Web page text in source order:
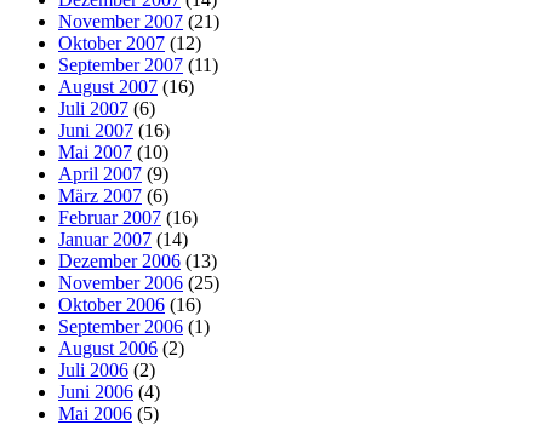
November 2007 (21)
Oktober 2007 (12)
September 2007 (11)
August 2007 (16)
Juli 2007 (6)
Juni 2007 (16)
Mai 2007 (10)
April 2007 (9)
März 2007 (6)
Februar 2007 (16)
Januar 2007 (14)
Dezember 2006 (13)
November 2006 (25)
Oktober 2006 (16)
September 2006 (1)
August 2006 (2)
Juli 2006 (2)
Juni 2006 (4)
Mai 2006 (5)